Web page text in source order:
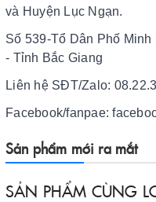
và Huyện Lục Ngạn.
Số 539-Tổ Dân Phố
- Tỉnh Bắc Giang
Liên hệ SĐT/Zalo:
Facebook/fanpae:
Sản phẩm mới ra mắt
SẢN PHẨM CÙNG